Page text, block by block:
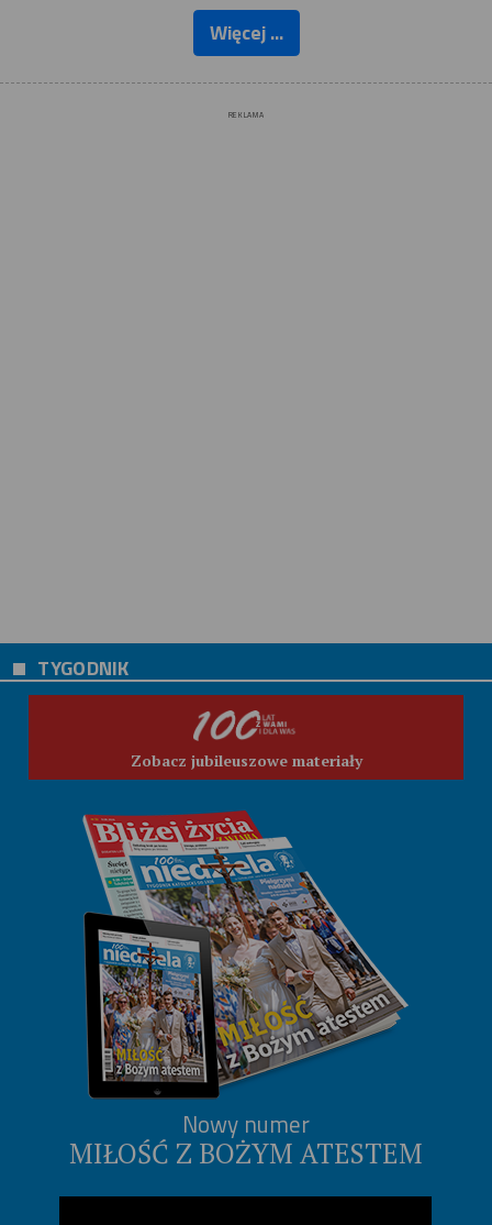
Więcej ...
REKLAMA
TYGODNIK
Zobacz jubileuszowe materiały
Nowy numer
MIŁOŚĆ Z BOŻYM ATESTEM